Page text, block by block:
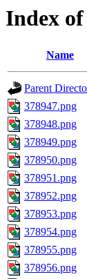
Index
Name
Parent
378947.png
378948.png
378949.png
378950.png
378951.png
378952.png
378953.png
378954.png
378955.png
378956.png